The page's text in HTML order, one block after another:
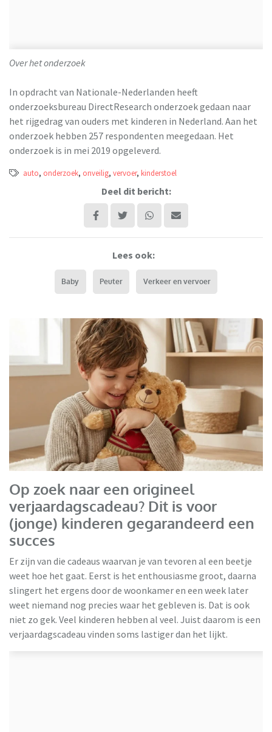
Over het onderzoek
In opdracht van Nationale-Nederlanden heeft
onderzoeksbureau DirectResearch onderzoek gedaan naar
het rijgedrag van ouders met kinderen in Nederland. Aan het
onderzoek hebben 257 respondenten meegedaan. Het
onderzoek is in mei 2019 opgeleverd.
auto, onderzoek, onveilig, vervoer, kinderstoel
Deel dit bericht:
Lees ook:
Baby Peuter Verkeer en vervoer
Make A Bear
Op zoek naar een origineel
verjaardagscadeau? Dit is voor
(jonge) kinderen gegarandeerd een
succes
Er zijn van die cadeaus waarvan je van tevoren al een beetje
weet hoe het gaat. Eerst is het enthousiasme groot, daarna
slingert het ergens door de woonkamer en een week later
weet niemand nog precies waar het gebleven is. Dat is ook
niet zo gek. Veel kinderen hebben al veel. Juist daarom is een
verjaardagscadeau vinden soms lastiger dan het lijkt.